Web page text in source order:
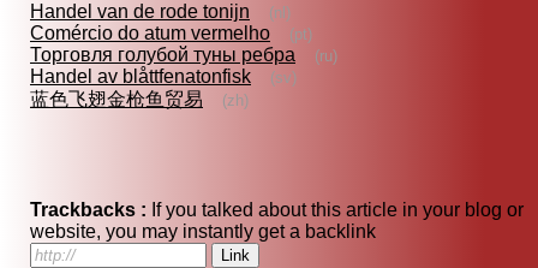
Handel van de rode tonijn (nl)
Comércio do atum vermelho (pt)
Торговля голубой туны ребра (ru)
Handel av blåttfenatonfisk (sv)
蓝色飞翅金枪鱼贸易 (zh)
Trackbacks : If you talked about this article in your blog or
website, you may instantly get a backlink